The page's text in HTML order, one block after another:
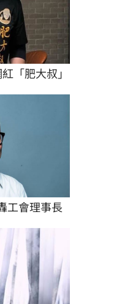
「肥大叔」
工會理事長